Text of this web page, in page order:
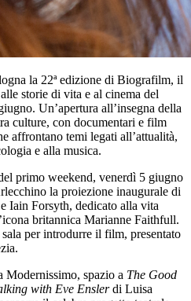
la 22ª edizione di Biografilm, il
storie di vita e al cinema del
Un’apertura all’insegna della
culture, con documentari e film
affrontano temi legati all’attualità,
e alla musica.
primo weekend, venerdì 5 giugno
la proiezione inaugurale di
Iain Forsyth, dedicato alla vita
britannica Marianne Faithfull.
per introdurre il film, presentato
Modernissimo, spazio a The Good
with Eve Enslerdi Luisa